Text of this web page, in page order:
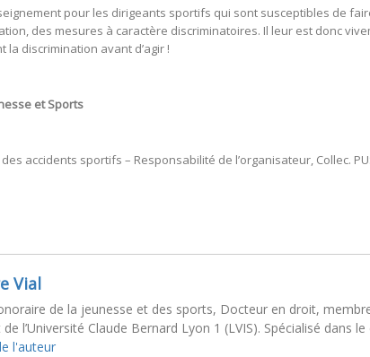
pour les dirigeants sportifs qui sont susceptibles de
des mesures à caractère discriminatoires. Il leur est donc
discrimination avant d’agir !
et Sports
accidents sportifs – Responsabilité de l’organisateur, Collec.
Vial
de la jeunesse et des sports, Docteur en droit,
l’Université Claude Bernard Lyon 1 (LVIS). Spécialisé dans
l'auteur